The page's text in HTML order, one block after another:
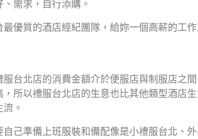
需求，自行添購。
優質的酒店經紀團隊，給妳一個高薪的工
台北店的消費金額介於便服店與制服店之
所以禮服台北店的生意也比其他類型酒店
。
己準備上班服裝和備配像是小禮服台北、外